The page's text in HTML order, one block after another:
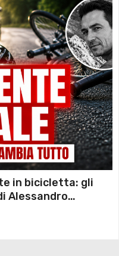
in bicicletta: gli
Alessandro